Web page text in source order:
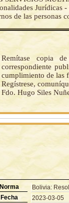
Jurídicas
de las personas
Remítase copia
correspondiente
cumplimiento de las
Regístrese,
Fdo. Hugo Siles
Norma
Bolivia:
Fecha
2023-03-05